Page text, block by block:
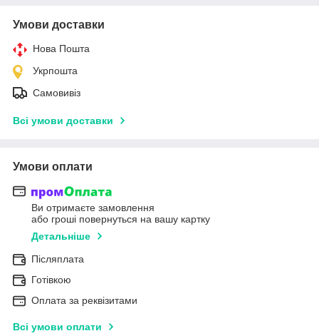
Умови доставки
Нова Пошта
Укрпошта
Самовивіз
Всі умови доставки
Умови оплати
Ви отримаєте замовлення
або гроші повернуться на вашу картку
Детальніше
Післяплата
Готівкою
Оплата за реквізитами
Всі умови оплати